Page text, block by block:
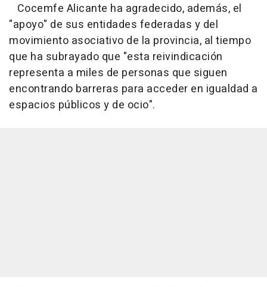
Cocemfe Alicante ha agradecido, además, el
"apoyo" de sus entidades federadas y del
movimiento asociativo de la provincia, al tiempo
que ha subrayado que "esta reivindicación
representa a miles de personas que siguen
encontrando barreras para acceder en igualdad a
espacios públicos y de ocio".